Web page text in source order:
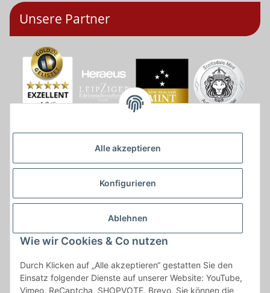
Alle akzeptieren
Konfigurieren
Ablehnen
Wie wir Cookies & Co nutzen
Durch Klicken auf „Alle akzeptieren“ gestatten Sie den
Einsatz folgender Dienste auf unserer Website: YouTube,
Vimeo, ReCaptcha, SHOPVOTE, Brevo. Sie können die
Unsere Partner
* * Lieferzeiten gelten ab Zahlungseingang und innerhalb
Deutschland.Irrtümer vorbehalten. Angaben zur
Auflagenhöhe, Durchmesser, etc. werden nicht garantiert. Der